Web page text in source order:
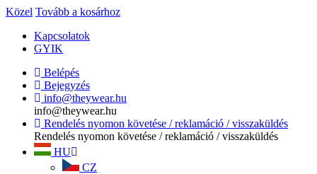
Közel Tovább a kosárhoz
Kapcsolatok
GYIK
Belépés
Bejegyzés
info@theywear.hu
info@theywear.hu
Rendelés nyomon követése / reklamáció / visszaküldés
Rendelés nyomon követése / reklamáció / visszaküldés
HU
CZ